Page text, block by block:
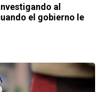
al
el gobierno le